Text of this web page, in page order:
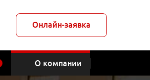
Онлайн-заявка
О компании